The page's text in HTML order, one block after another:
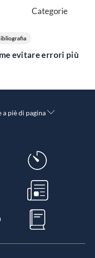
Categorie
evitare errori più
piè di pagina